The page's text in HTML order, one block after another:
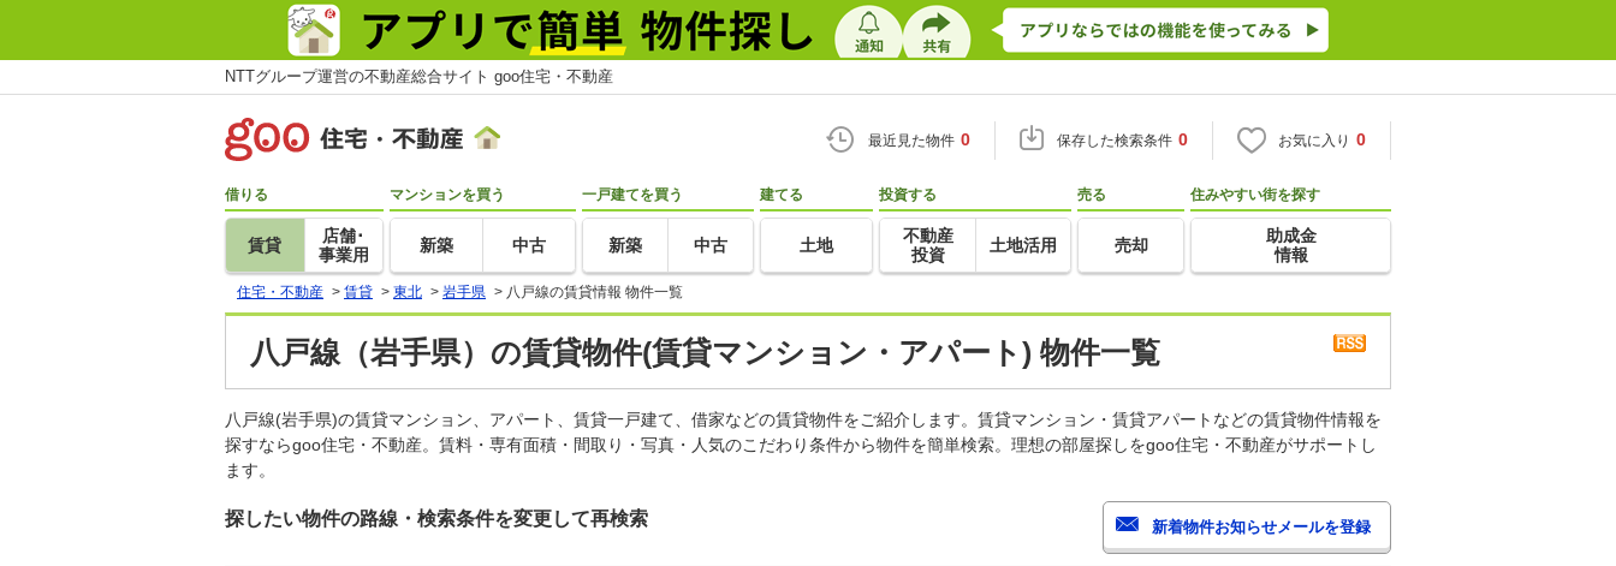
NTTグループ運営の不動産総合サイト goo住宅・不動産
最近見た物件 0 保存した検索条件 0 お気に入り 0
借りる
賃貸
店舗･
事業用
マンションを買う
新築 中古
一戸建てを買う
新築 中古
建てる
土地
投資する
不動産
投資
土地活用
売る
売却
住みやすい街を探す
助成金
情報
住宅・不動産 > 賃貸 > 東北 > 岩手県 > 八戸線の賃貸情報 物件一覧
八戸線（岩手県）の賃貸物件(賃貸マンション・アパート) 物件一覧
八戸線(岩手県)の賃貸マンション、アパート、賃貸一戸建て、借家などの賃貸物件をご紹介します。賃貸マンション・賃貸アパートなどの賃貸物件情報を
探すならgoo住宅・不動産。賃料・専有面積・間取り・写真・人気のこだわり条件から物件を簡単検索。理想の部屋探しをgoo住宅・不動産がサポートし
ます。
探したい物件の路線・検索条件を変更して再検索